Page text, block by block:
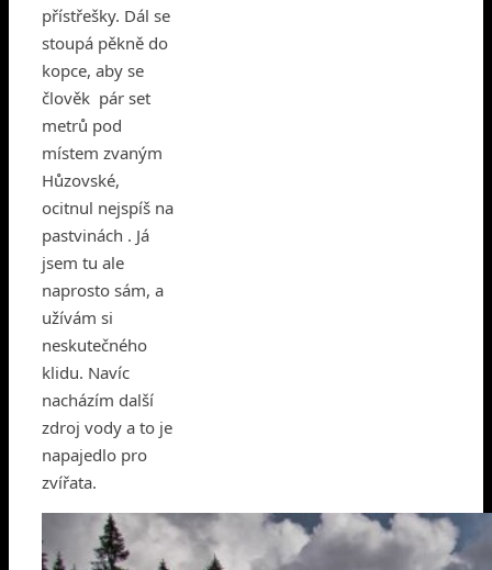
přístřešky. Dál se
stoupá pěkně do
kopce, aby se
člověk pár set
metrů pod
místem zvaným
Hůzovské,
ocitnul nejspíš na
pastvinách . Já
jsem tu ale
naprosto sám, a
užívám si
neskutečného
klidu. Navíc
nacházím další
zdroj vody a to je
napajedlo pro
zvířata.